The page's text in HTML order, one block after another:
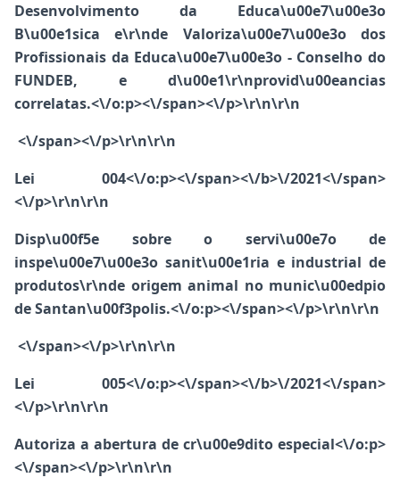
Desenvolvimento da Educa\u00e7\u00e3o
B\u00e1sica e\r\nde Valoriza\u00e7\u00e3o dos
Profissionais da Educa\u00e7\u00e3o - Conselho do
FUNDEB, e d\u00e1\r\nprovid\u00eancias
correlatas.<\/o:p><\/span><\/p>\r\n\r\n
<\/span><\/p>\r\n\r\n
Lei 004<\/o:p><\/span><\/b>\/2021<\/span>
<\/p>\r\n\r\n
Disp\u00f5e sobre o servi\u00e7o de
inspe\u00e7\u00e3o sanit\u00e1ria e industrial de
produtos\r\nde origem animal no munic\u00edpio
de Santan\u00f3polis.<\/o:p><\/span><\/p>\r\n\r\n
<\/span><\/p>\r\n\r\n
Lei 005<\/o:p><\/span><\/b>\/2021<\/span>
<\/p>\r\n\r\n
Autoriza a abertura de cr\u00e9dito especial<\/o:p>
<\/span><\/p>\r\n\r\n